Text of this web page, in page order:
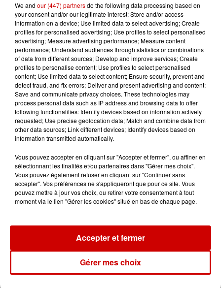
10h20
Incendies suspects en Deux-
Sèvres et en Maine-et-Loire :
un...
8h49
Rennes : enquête ouverte après
un accident impliquant un
conducteur...
Jeux Voir plus
Gagnez vos places pour le
à Coulon !
Le Duel - Gagnez vos entrées
We and our (447) partnersdo the following data processing based on
your consent and/or our legitimate interest: Store and/or access
information on a device; Use limited data to select advertising; Create
profiles for personalised advertising; Use profiles to select personalised
advertising; Measure advertising performance; Measure content
performance; Understand audiences through statistics or combinations
of data from different sources; Develop and improve services; Create
profiles to personalise content; Use profiles to select personalised
content; Use limited data to select content; Ensure security, prevent and
detect fraud, and fix errors; Deliver and present advertising and content;
Save and communicate privacy choices. These technologies may
process personal data such as IP address and browsing data to offer
following functionalities: Identify devices based on information actively
requested; Use precise geolocation data; Match and combine data from
other data sources; Link different devices; Identify devices based on
information transmitted automatically.
Vous pouvez accepter en cliquant sur "Accepter et fermer", ou affiner en
sélectionnant les finalités et/ou partenaires dans "Gérer mes choix".
Vous pouvez également refuser en cliquant sur "Continuer sans
accepter". Vos préférences ne s'appliqueront que pour ce site. Vous
pouvez mettre à jour vos choix, ou retirer votre consentement à tout
moment via le lien "Gérer les cookies" situé en bas de chaque page.
Gérer mes choix
Accepter et fermer